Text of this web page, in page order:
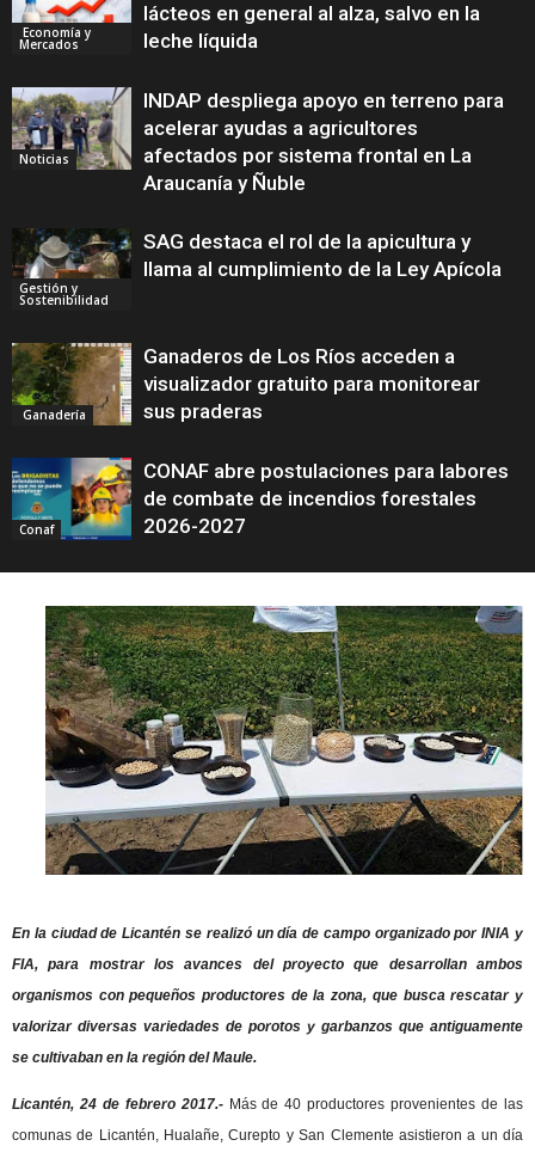
Economía y
Mercados
lácteos en general al alza, salvo en la
leche líquida
Noticias
INDAP despliega apoyo en terreno para
acelerar ayudas a agricultores
afectados por sistema frontal en La
Araucanía y Ñuble
Gestión y
Sostenibilidad
SAG destaca el rol de la apicultura y
llama al cumplimiento de la Ley Apícola
Ganadería
Ganaderos de Los Ríos acceden a
visualizador gratuito para monitorear
sus praderas
Conaf
CONAF abre postulaciones para labores
de combate de incendios forestales
2026-2027
En la ciudad de Licantén se realizó un día de campo organizado por INIA y
FIA, para mostrar los avances del proyecto que desarrollan ambos
organismos con pequeños productores de la zona, que busca rescatar y
valorizar diversas variedades de porotos y garbanzos que antiguamente
se cultivaban en la región del Maule.
Licantén, 24 de febrero 2017.-Más de 40 productores provenientes de las
comunas de Licantén, Hualañe, Curepto y San Clemente asistieron a un día